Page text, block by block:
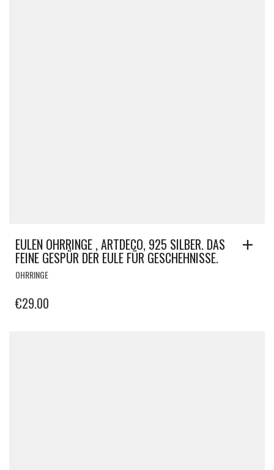
EULEN OHRRINGE , ARTDECO, 925 SILBER. DAS
FEINE GESPÜR DER EULE FÜR GESCHEHNISSE.
OHRRINGE
€29.00